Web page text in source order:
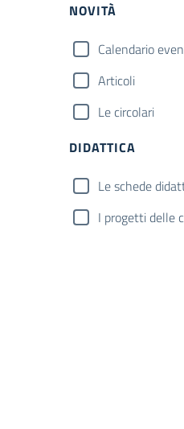
NOVITÀ
Calendario
Articoli
Le circolari
DIDATTICA
Le schede
I progetti delle